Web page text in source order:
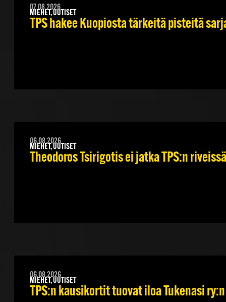
07.08.2026
MIEHET, UUTISET
TPS hakee Kuopiosta tärkeitä pisteitä
06.08.2026
MIEHET, UUTISET
Theodoros Tsirigotis ei jatka TPS:n
06.08.2026
MIEHET, UUTISET
TPS:n kausikortit tuovat iloa Tukenasi